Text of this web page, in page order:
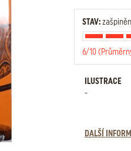
STAV:
6/10
ILUSTRACE
-
DALŠÍ